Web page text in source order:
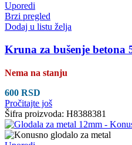
Uporedi
Brzi pregled
Dodaj u listu želja
Kruna za bušenje betona
Nema na stanju
600 RSD
Pročitajte još
Šifra proizvoda: H8388381